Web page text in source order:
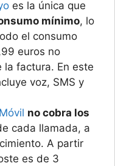
es la única que
mínimo, lo
el consumo
euros no
la factura. En este
voz, SMS y
no cobra los
cada llamada, a
A partir
es de 3